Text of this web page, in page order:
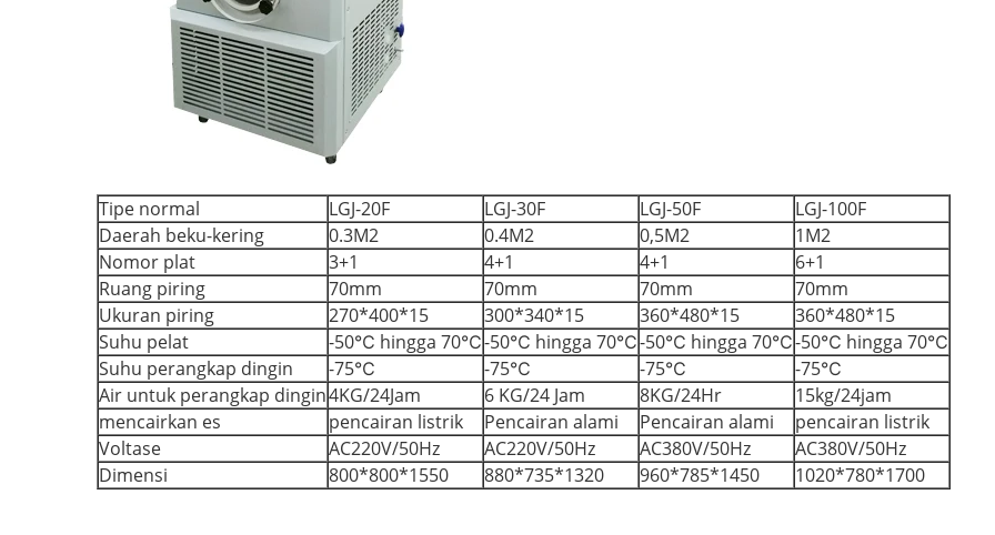
Tipe normal LGJ-20F LGJ-30F LGJ-50F
LGJ-100F
Daerah beku-kering
0.3M2 0.4M2 0,5M2
1M2
Nomor plat
3+1 4+1 4+1
6+1
Ruang piring
70mm 70mm 70mm
70mm
Ukuran piring
270*400*15 300*340*15 360*480*15
360*480*15
Suhu pelat
-50℃ hingga 70℃-50℃ hingga 70℃-50℃ hingga 70℃-50℃ hingga 70℃
Suhu perangkap dingin
-75℃ -75℃ -75℃
-75℃
Air untuk perangkap dingin4KG/24Jam 6 KG/24 Jam 8KG/24Hr
15kg/24jam
mencairkan es
pencairan listrik Pencairan alami Pencairan alami
pencairan listrik
Voltase
AC220V/50Hz AC220V/50Hz AC380V/50Hz
AC380V/50Hz
Dimensi
800*800*1550 880*735*1320 960*785*1450 1020*780*1700